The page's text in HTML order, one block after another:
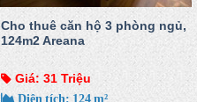
Cho thuê căn hộ 3 phòng ngủ,
124m2 Areana
Giá: 31 Triệu
Diện tích: 124 m²